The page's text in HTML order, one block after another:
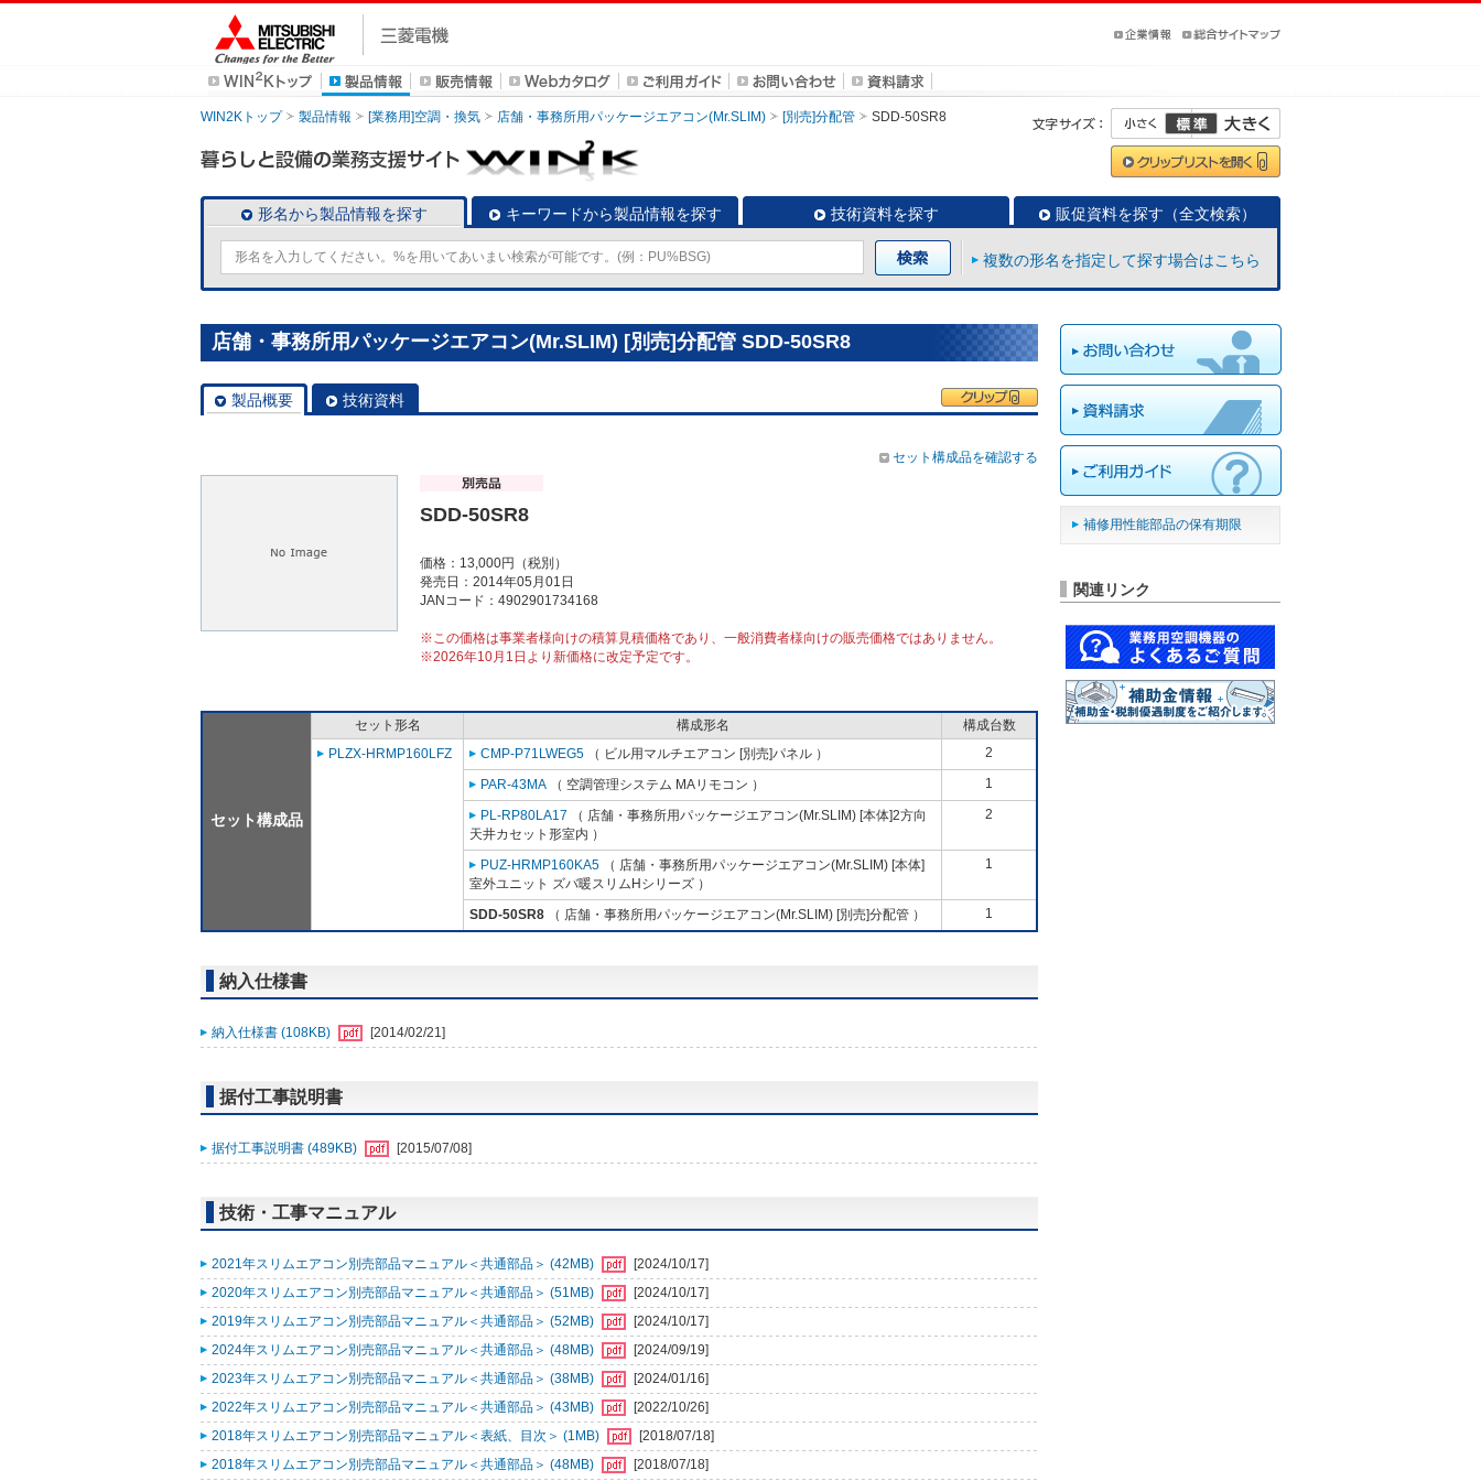
WIN2Kトップ 製品情報 [業務用]空調・換気 店舗・事務所用パッケージエアコン(Mr.SLIM) [別売]分配管 SDD-50SR8
形名から製品情報を探す キーワードから製品情報を探す 技術資料を探す 販促資料を探す（全文検索）
複数の形名を指定して探す場合はこちら
店舗・事務所用パッケージエアコン(Mr.SLIM) [別売]分配管 SDD-50SR8
製品概要 技術資料
セット構成品を確認する
SDD-50SR8
価格：13,000円（税別）
発売日：2014年05月01日
JANコード：4902901734168
※この価格は事業者様向けの積算見積価格であり、一般消費者様向けの販売価格ではありません。
※2026年10月1日より新価格に改定予定です。
セット構成品
セット形名 構成形名
構成台数
PLZX-HRMP160LFZ
CMP-P71LWEG5 （ ビル用マルチエアコン [別売]パネル ） 2
PAR-43MA （ 空調管理システム MAリモコン ） 1
PL-RP80LA17 （ 店舗・事務所用パッケージエアコン(Mr.SLIM) [本体]2方向
天井カセット形室内 ）
2
PUZ-HRMP160KA5 （ 店舗・事務所用パッケージエアコン(Mr.SLIM) [本体]
室外ユニット ズバ暖スリムHシリーズ ）
1
SDD-50SR8 （ 店舗・事務所用パッケージエアコン(Mr.SLIM) [別売]分配管 ） 1
納入仕様書
納入仕様書 (108KB) [2014/02/21]
据付工事説明書
据付工事説明書 (489KB) [2015/07/08]
技術・工事マニュアル
2021年スリムエアコン別売部品マニュアル＜共通部品＞ (42MB)
[2024/10/17]
2020年スリムエアコン別売部品マニュアル＜共通部品＞ (51MB)
[2024/10/17]
2019年スリムエアコン別売部品マニュアル＜共通部品＞ (52MB)
[2024/10/17]
2024年スリムエアコン別売部品マニュアル＜共通部品＞ (48MB)
[2024/09/19]
2023年スリムエアコン別売部品マニュアル＜共通部品＞ (38MB)
[2024/01/16]
2022年スリムエアコン別売部品マニュアル＜共通部品＞ (43MB)
[2022/10/26]
2018年スリムエアコン別売部品マニュアル＜表紙、目次＞ (1MB)
[2018/07/18]
2018年スリムエアコン別売部品マニュアル＜共通部品＞ (48MB)
[2018/07/18]
補修用性能部品の保有期限
関連リンク